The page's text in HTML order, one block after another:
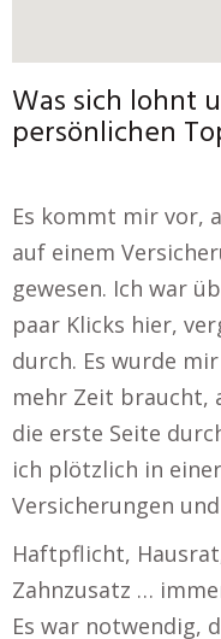
Was sich lohnt
persönlichen
Es kommt mir vor,
auf einem
gewesen. Ich war
paar Klicks hier,
durch. Es wurde
mehr Zeit braucht,
die erste Seite
ich plötzlich in
Versicherungen
Haftpflicht,
Zahnzusatz …
Es war notwendig,